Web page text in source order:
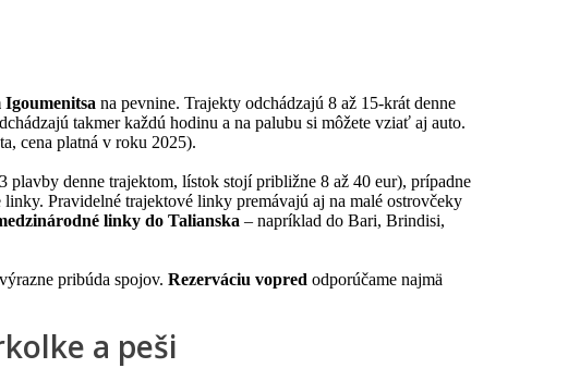
na pevnine. Trajekty odchádzajú 8 až 15-krát denne
takmer každú hodinu a na palubu si môžete vziať aj auto.
cena platná v roku 2025).
plavby denne trajektom, lístok stojí približne 8 až 40 eur), prípadne
linky. Pravidelné trajektové linky premávajú aj na malé ostrovčeky
linky do Talianska – napríklad do Bari, Brindisi,
pribúda spojov. Rezerváciu vopred odporúčame najmä
a peši